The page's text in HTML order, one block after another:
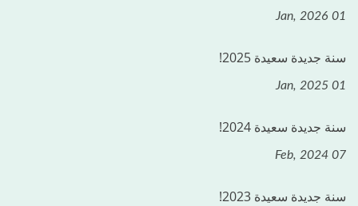
01 Jan, 2026
سنة جديدة سعيدة 2025!
01 Jan, 2025
سنة جديدة سعيدة 2024!
07 Feb, 2024
سنة جديدة سعيدة 2023!